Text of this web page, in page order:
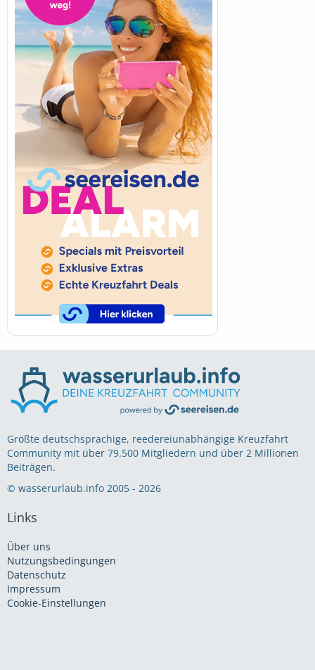
Größte deutschsprachige, reedereiunabhängige Kreuzfahrt
Community mit über 79.500 Mitgliedern und über 2 Millionen
Beiträgen.
© wasserurlaub.info 2005 - 2026
Links
Über uns
Nutzungsbedingungen
Datenschutz
Impressum
Cookie-Einstellungen